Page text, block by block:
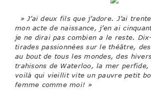
» J’ai deux fils que j’adore. J’ai
mon acte de naissance, j’en ai
je ne dirai pas combien a le reste.
tirades passionnées sur le théâtre,
au bout de tous les mondes, des
trahisons de Waterloo, la mer
voilà qui vieillit vite un pauvre petit
femme comme moi! »